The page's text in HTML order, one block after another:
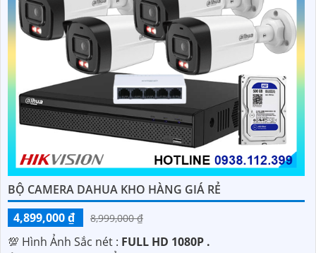
BỘ CAMERA DAHUA KHO HÀNG GIÁ RẺ
4,899,000 ₫
8,999,000 ₫
💯 Hình Ảnh Sắc nét : FULL HD 1080P .